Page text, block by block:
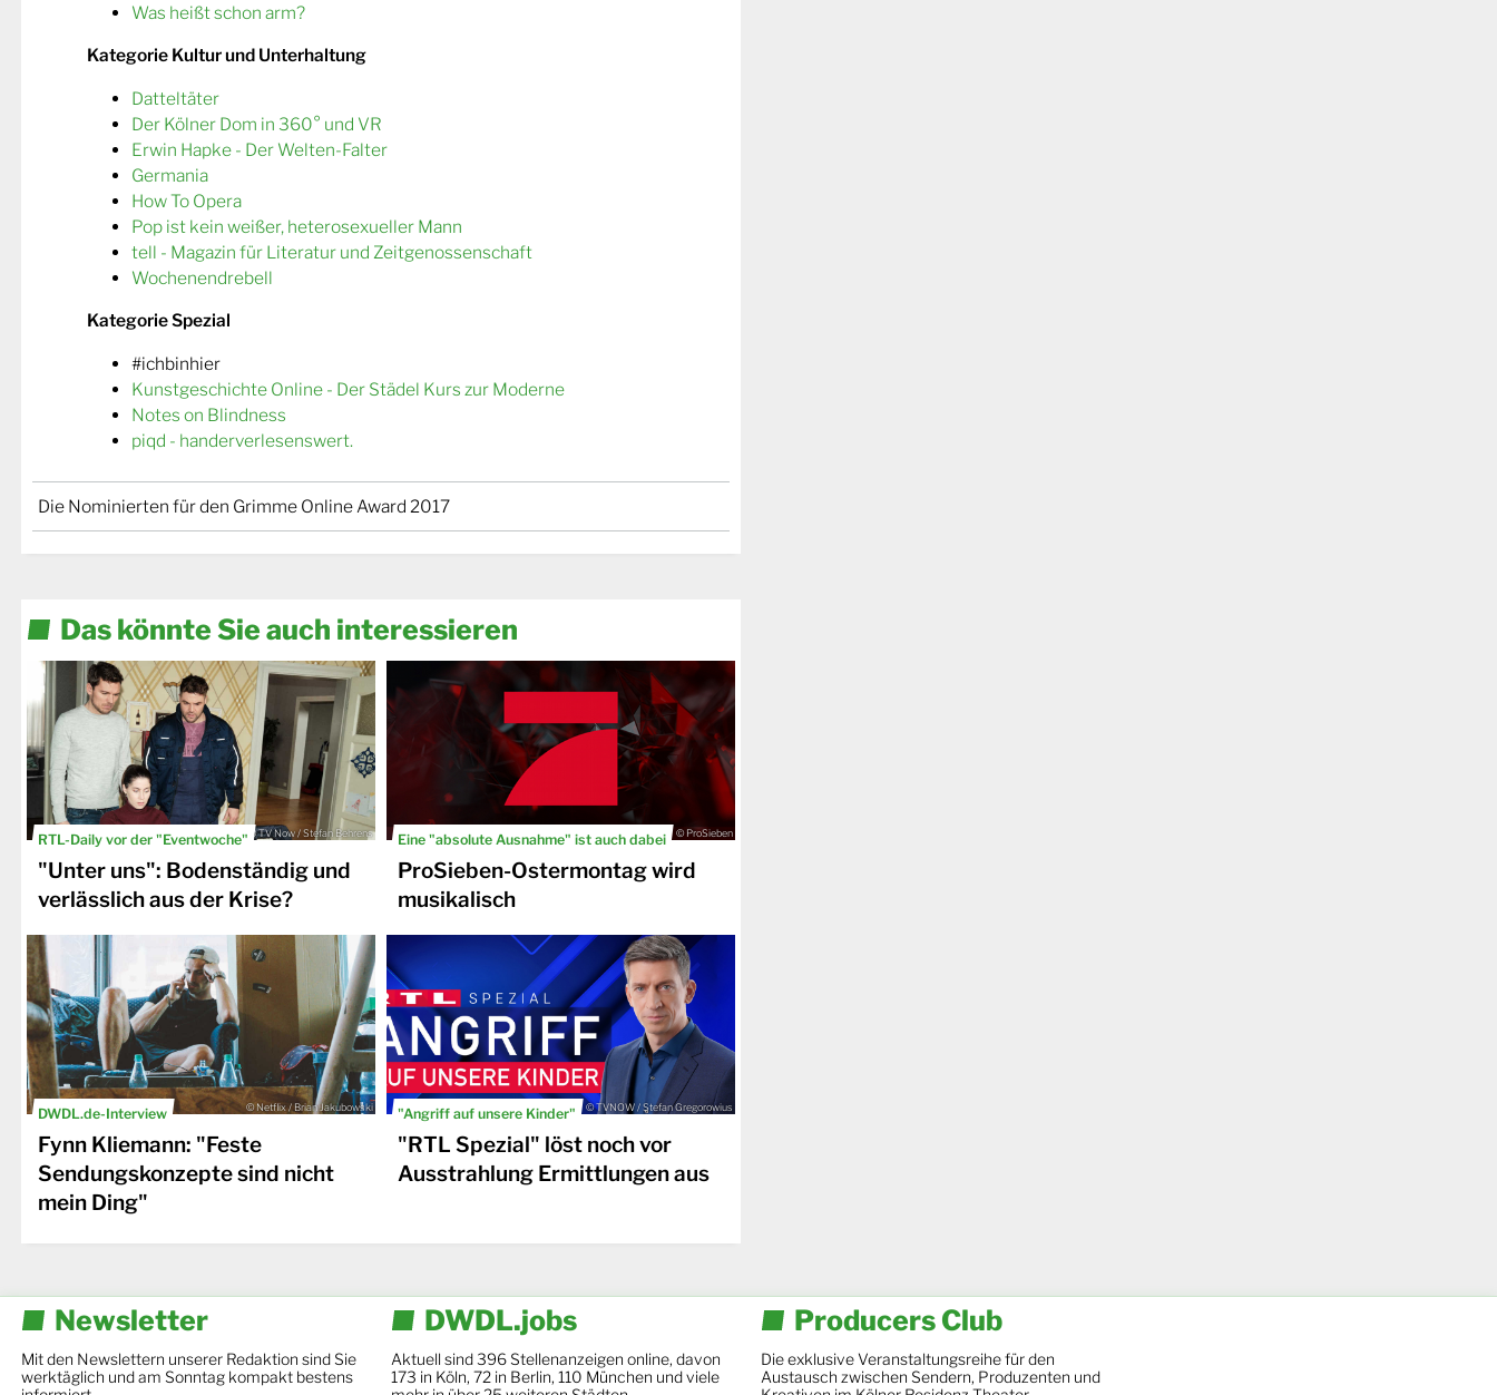
Was heißt schon arm?
Kategorie Kultur und Unterhaltung
Datteltäter
Der Kölner Dom in 360° und VR
Erwin Hapke - Der Welten-Falter
Germania
How To Opera
Pop ist kein weißer, heterosexueller Mann
tell - Magazin für Literatur und Zeitgenossenschaft
Wochenendrebell
Kategorie Spezial
#ichbinhier
Kunstgeschichte Online - Der Städel Kurs zur Moderne
Notes on Blindness
piqd - handerverlesenswert.
Die Nominierten für den Grimme Online Award 2017
Das könnte Sie auch interessieren
RTL-Daily vor der "Eventwoche" © TV Now / Stefan Behrens
"Unter uns": Bodenständig und
verlässlich aus der Krise?
Eine "absolute Ausnahme" ist auch dabei © ProSieben
ProSieben-Ostermontag wird
musikalisch
DWDL.de-Interview © Netflix / Brian Jakubowski
Fynn Kliemann: "Feste
Sendungskonzepte sind nicht
mein Ding"
"Angriff auf unsere Kinder" © TVNOW / Stefan Gregorowius
"RTL Spezial" löst noch vor
Ausstrahlung Ermittlungen aus
Newsletter
Mit den Newslettern unserer Redaktion sind Sie
werktäglich und am Sonntag kompakt bestens
DWDL.jobs
Aktuell sind 396 Stellenanzeigen online, davon
173 in Köln, 72 in Berlin, 110 München und viele
Producers Club
Die exklusive Veranstaltungsreihe für den
Austausch zwischen Sendern, Produzenten und